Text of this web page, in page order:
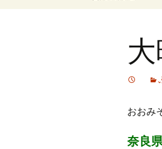
おおみ
奈良